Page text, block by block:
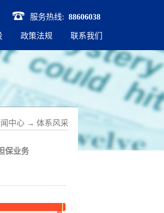
服务热线: 88606038
政策法规 联系我们
中心 → 体系风采
保业务